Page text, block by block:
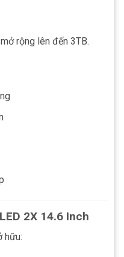
rộng lên đến 3TB.
2X 14.6 Inch
hữu: